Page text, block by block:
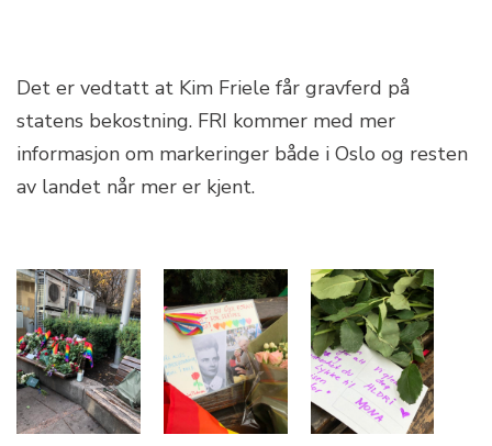
Det er vedtatt at Kim Friele får gravferd på
statens bekostning. FRI kommer med mer
informasjon om markeringer både i Oslo og resten
av landet når mer er kjent.